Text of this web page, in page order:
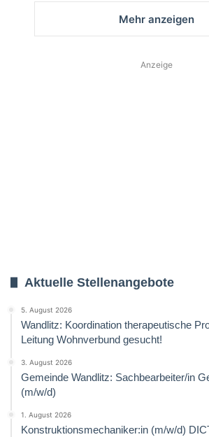
Mehr anzeigen
Anzeige
Aktuelle Stellenangebote
5. August 2026
Wandlitz: Koordination therapeutische
Leitung Wohnverbund gesucht!
3. August 2026
Gemeinde Wandlitz: Sachbearbeiter/in
(m/w/d)
1. August 2026
Konstruktionsmechaniker:in (m/w/d)